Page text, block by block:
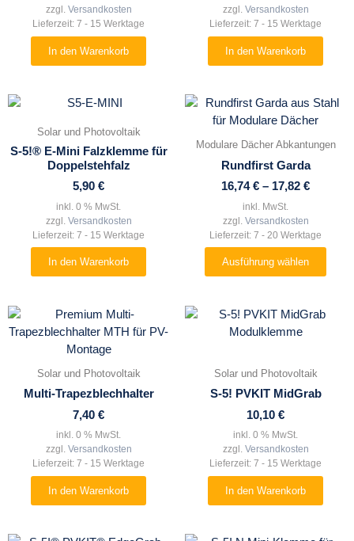
zzgl. Versandkosten
Lieferzeit: 7 - 15 Werktage
In den Warenkorb
zzgl. Versandkosten
Lieferzeit: 7 - 15 Werktage
In den Warenkorb
Solar und Photovoltaik
S-5!® E-Mini Falzklemme für
Doppelstehfalz
5,90 €
inkl. 0 % MwSt.
zzgl. Versandkosten
Lieferzeit: 7 - 15 Werktage
In den Warenkorb
Modulare Dächer Abkantungen
Rundfirst Garda
16,74€ – 17,82 €
inkl. MwSt.
zzgl. Versandkosten
Lieferzeit: 7 - 20 Werktage
Ausführung wählen
Dieses
Produkt
weist
Varianten
auf.
Die
Optionen
können
auf
der
gewählt
werden
Solar und Photovoltaik
Multi-Trapezblechhalter
7,40 €
inkl. 0 % MwSt.
zzgl. Versandkosten
Lieferzeit: 7 - 15 Werktage
In den Warenkorb
Solar und Photovoltaik
S-5! PVKIT MidGrab
10,10 €
inkl. 0 % MwSt.
zzgl. Versandkosten
Lieferzeit: 7 - 15 Werktage
In den Warenkorb